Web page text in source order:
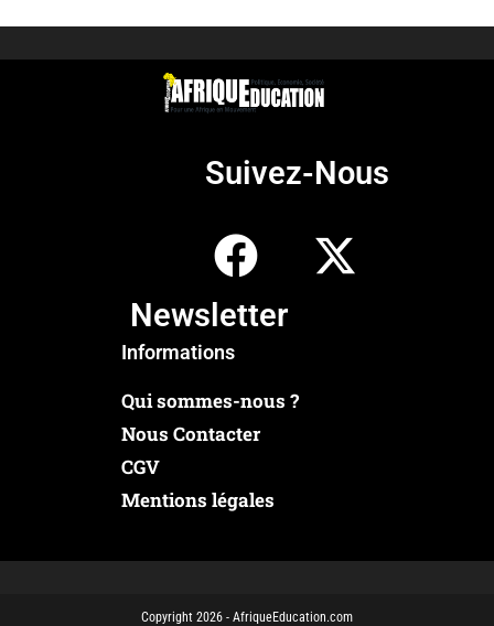
Suivez-Nous
Newsletter
Informations
Qui sommes-nous ?
Nous Contacter
CGV
Mentions légales
Copyright 2026 - AfriqueEducation.com